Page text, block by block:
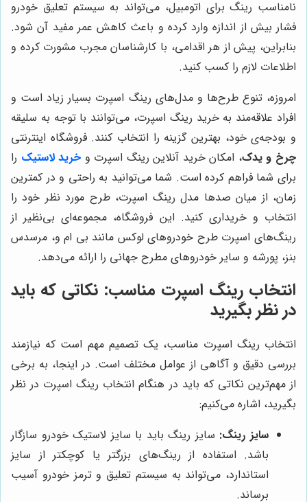
نامناسب رینگ برای اتومبیل، می‌تواند به سیستم تعلیق خودرو
فشار بیش از اندازه وارد کرده و باعث کاهش عمر مفید آن شود.
بنابراین، پیش از هر اقدامی، با کارشناسان مجرب مشورت کرده و
اطلاعات لازم را کسب کنید.
امروزه، تنوع طرح‌ها و مدل‌های رینگ اسپرت بسیار زیاد است و
افراد علاقه‌مند به خرید رینگ اسپرت، می‌توانند با توجه به سلیقه
و بودجه‌ی خود، بهترین گزینه را انتخاب کنند. فروشگاه اینترنتی
چرخ و یدک، امکان خرید آنلاین رینگ اسپرت و خرید لاستیک را
برای شما فراهم کرده است. شما می‌توانید به راحتی و در کمترین
زمان، از میان صدها مدل رینگ اسپرت، طرح مورد نظر خود را
انتخاب و خریداری کنید. این فروشگاه، مجموعه‌ای بی‌نظیر از
رینگ‌های اسپرت طرح خودروهای لوکس مانند بی ام و، مرسدس
بنز، پورشه و سایر خودروهای مطرح جهانی را ارائه می‌دهد.
انتخاب رینگ اسپرت مناسب: نکاتی که باید
در نظر بگیرید
انتخاب رینگ اسپرت مناسب، یک تصمیم مهم است که نیازمند
بررسی دقیق و آگاهی از عوامل مختلف است. در اینجا، به برخی
از مهم‌ترین نکاتی که باید در هنگام انتخاب رینگ اسپرت در نظر
بگیرید، اشاره می‌کنیم:
سایز رینگ: سایز رینگ باید با سایز لاستیک خودرو سازگار
باشد. استفاده از رینگ‌های بزرگتر یا کوچکتر از سایز
استاندارد، می‌تواند به سیستم تعلیق و ترمز خودرو آسیب
برساند.